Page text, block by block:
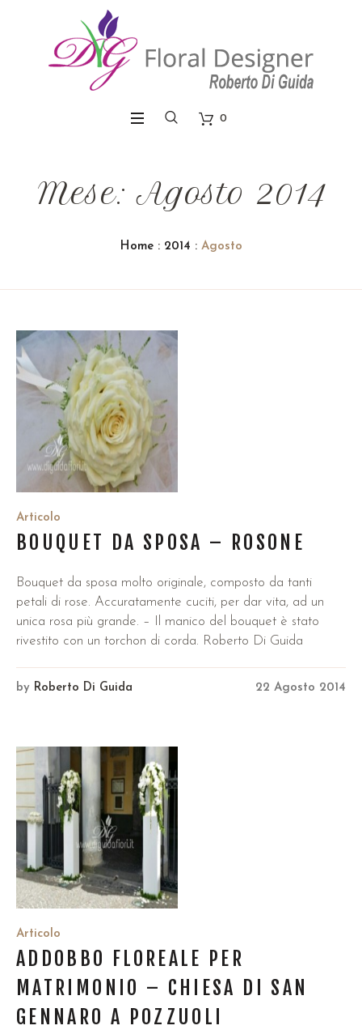
0
Mese: Agosto 2014
Home : 2014 : Agosto
Articolo
BOUQUET DA SPOSA – ROSONE
Bouquet da sposa molto originale, composto da tanti
petali di rose. Accuratamente cuciti, per dar vita, ad un
unica rosa più grande. – Il manico del bouquet è stato
rivestito con un torchon di corda. Roberto Di Guida
22 Agosto 2014
by Roberto Di Guida
Articolo
ADDOBBO FLOREALE PER
MATRIMONIO – CHIESA DI SAN
GENNARO A POZZUOLI